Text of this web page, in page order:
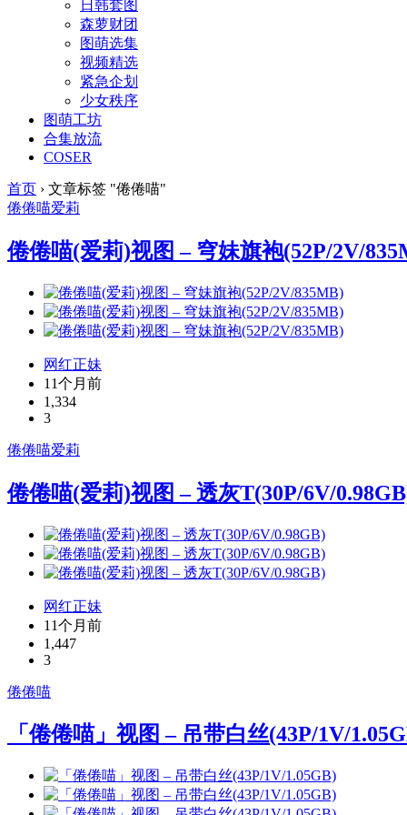
日韩套图
森萝财团
图萌选集
视频精选
紧急企划
少女秩序
图萌工坊
合集放流
COSER
首页 › 文章标签 "倦倦喵"
倦倦喵爱莉
倦倦喵(爱莉)视图 – 穹妹旗袍(52P/2V/
网红正妹
11个月前
1,334
3
倦倦喵爱莉
倦倦喵(爱莉)视图 – 透灰T(30P/6V/
网红正妹
11个月前
1,447
3
倦倦喵
「倦倦喵」视图 – 吊带白丝(43P/1V/